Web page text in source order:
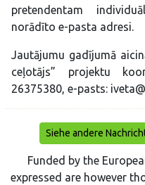
pretendentam
norādīto e-pasta adresi.
Jautājumu gadījumā
ceļotājs” projektu
26375380, e-pasts:
Siehe andere
Funded by the
expressed are however